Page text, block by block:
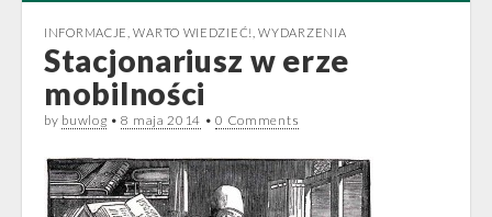
INFORMACJE ,WARTO WIEDZIEĆ! ,WYDARZENIA
Stacjonariusz w erze
mobilności
by buwlog •8 maja 2014 •0 Comments